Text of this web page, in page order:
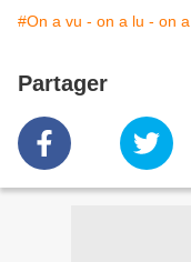
#On a vu - on a lu - on a
Partager